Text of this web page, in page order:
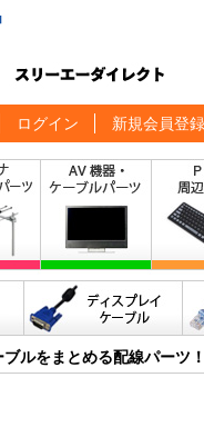
ログイン 新規会員登録
ブルをまとめる配線パーツ